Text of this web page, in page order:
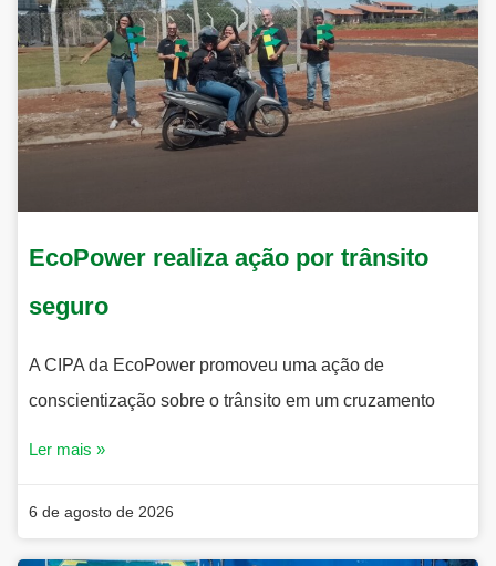
EcoPower realiza ação por trânsito
seguro
A CIPA da EcoPower promoveu uma ação de
conscientização sobre o trânsito em um cruzamento
Ler mais »
6 de agosto de 2026